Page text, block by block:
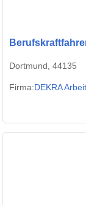
Dortmund, 44135
Firma:DEKRA